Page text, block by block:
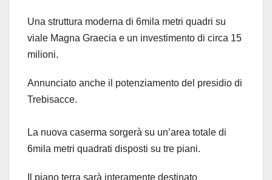
Una struttura moderna di 6mila metri quadri su
viale Magna Graecia e un investimento di circa 15
milioni.
Annunciato anche il potenziamento del presidio di
Trebisacce.
La nuova caserma sorgerà su un’area totale di
6mila metri quadrati disposti su tre piani.
Il piano terra sarà interamente destinato